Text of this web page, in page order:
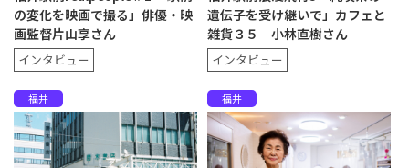
の変化を映画で撮る」俳優・映
画監督片山享さん
インタビュー
遺伝子を受け継いで」カフェと
雑貨３５ 小林直樹さん
インタビュー
福井 福井